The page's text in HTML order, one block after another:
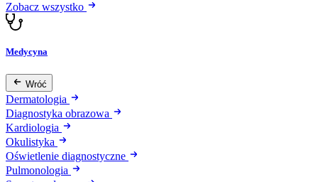
Zobacz wszystko
Medycyna
Wróć
Dermatologia
Diagnostyka obrazowa
Kardiologia
Okulistyka
Oświetlenie diagnostyczne
Pulmonologia